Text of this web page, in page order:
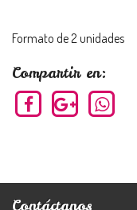
Formato de 2 unidades
Compartir en:
Contáctanos